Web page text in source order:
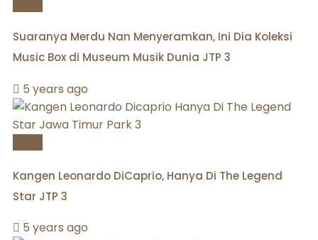
Suaranya Merdu Nan Menyeramkan, Ini Dia Koleksi
Music Box di Museum Musik Dunia JTP 3
5 years ago
Kangen Leonardo DiCaprio, Hanya Di The Legend
Star JTP 3
5 years ago